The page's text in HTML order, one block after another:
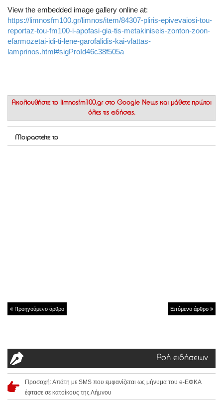
View the embedded image gallery online at:
https://limnosfm100.gr/limnos/item/84307-pliris-epivevaiosi-tou-
reportaz-tou-fm100-i-apofasi-gia-tis-metakiniseis-zonton-zoon-
efarmozetai-idi-ti-lene-garofalidis-kai-vlattas-
lamprinos.html#sigProId46c38f505a
Ακολουθήστε το limnosfm100.gr στο Google News και μάθετε πρώτοι
όλες τις ειδήσεις.
Μοιραστείτε το
Προηγούμενο άρθρο Επόμενο άρθρο
Ροή ειδήσεων
Προσοχή: Απάτη με SMS που εμφανίζεται ως μήνυμα του e-ΕΦΚΑ
έφτασε σε κατοίκους της Λήμνου